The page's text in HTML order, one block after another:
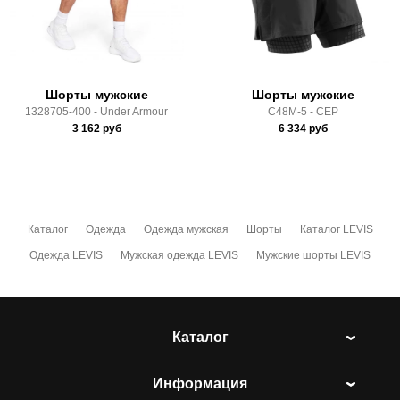
Здесь вы можете более детально ознакомиться с
условиями
Шорты мужские
1328705-400 - Under Armour
3 162руб
Шорты мужские
C48M-5 - CEP
6 334 руб
Каталог Одежда Одежда мужская Шорты Каталог LEVIS
Одежда LEVIS Мужская одежда LEVIS Мужские шорты LEVIS
Каталог
Информация